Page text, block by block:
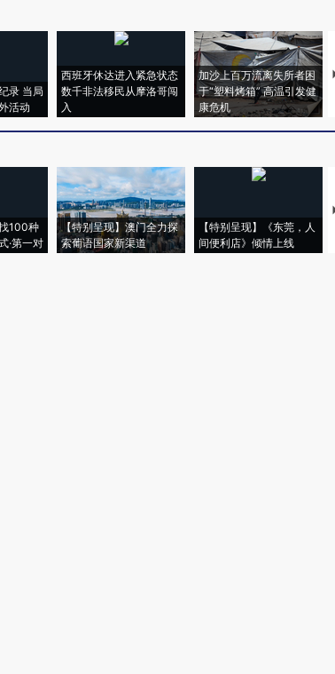
录 当局
活动
西班牙休达进入紧急状态
数千非法移民从摩洛哥闯
入
加沙上百万流离失所者困
于“塑料烤箱” 高温引发健
康危机
100种
·第一对
【特别呈现】澳门全力探
索葡语国家新渠道
【特别呈现】《东莞，人
间便利店》倾情上线